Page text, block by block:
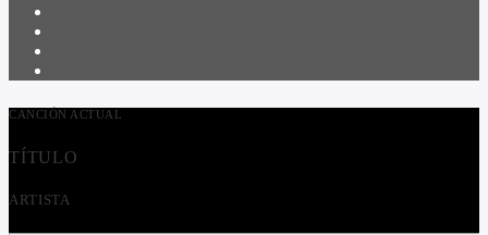
CANCIÓN ACTUAL
TÍTULO
ARTISTA